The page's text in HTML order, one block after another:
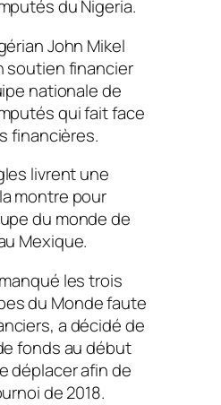
du Nigeria.
John Mikel
soutien financier
nationale de
qui fait face
financières.
livrent une
montre pour
du monde de
Mexique.
les trois
du Monde faute
a décidé de
fonds au début
déplacer afin de
de 2018.